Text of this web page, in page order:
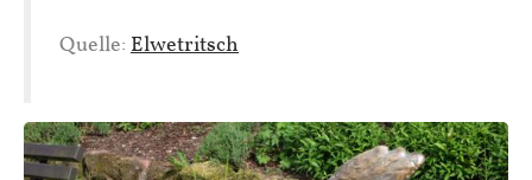
Quelle: Elwetritsch